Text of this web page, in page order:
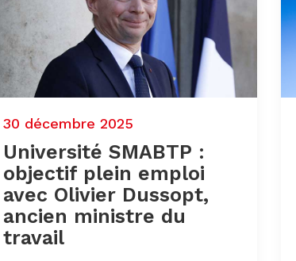
30 décembre 2025
Université SMABTP :
objectif plein emploi
avec Olivier Dussopt,
ancien ministre du
travail